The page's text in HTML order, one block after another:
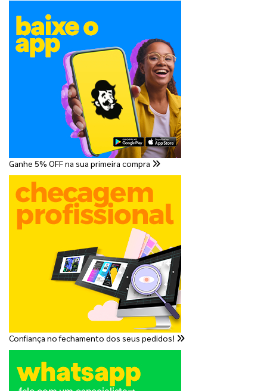
Ganhe 5% OFF na sua primeira compra
Confiança no fechamento dos seus pedidos!